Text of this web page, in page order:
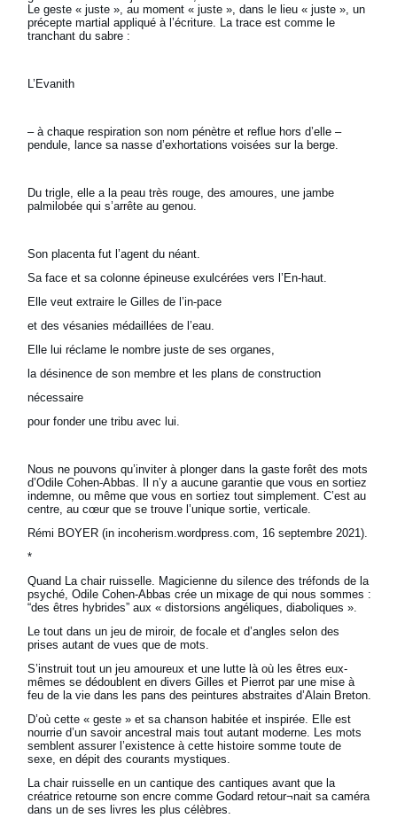
Le geste « juste », au moment « juste », dans le lieu « juste », un
précepte martial appliqué à l’écriture. La trace est comme le
tranchant du sabre :
L’Evanith
– à chaque respiration son nom pénètre et reflue hors d’elle –
pendule, lance sa nasse d’exhortations voisées sur la berge.
Du trigle, elle a la peau très rouge, des amoures, une jambe
palmilobée qui s’arrête au genou.
Son placenta fut l’agent du néant.
Sa face et sa colonne épineuse exulcérées vers l’En-haut.
Elle veut extraire le Gilles de l’in-pace
et des vésanies médaillées de l’eau.
Elle lui réclame le nombre juste de ses organes,
la désinence de son membre et les plans de construction
nécessaire
pour fonder une tribu avec lui.
Nous ne pouvons qu’inviter à plonger dans la gaste forêt des mots
d’Odile Cohen-Abbas. Il n’y a aucune garantie que vous en sortiez
indemne, ou même que vous en sortiez tout simplement. C’est au
centre, au cœur que se trouve l’unique sortie, verticale.
Rémi BOYER (in incoherism.wordpress.com, 16 septembre 2021).
*
Quand La chair ruisselle. Magicienne du silence des tréfonds de la
psyché, Odile Cohen-Abbas crée un mixage de qui nous sommes :
“des êtres hybrides” aux « distorsions angéliques, diaboliques ».
Le tout dans un jeu de miroir, de focale et d’angles selon des
prises autant de vues que de mots.
S’instruit tout un jeu amoureux et une lutte là où les êtres eux-
mêmes se dédoublent en divers Gilles et Pierrot par une mise à
feu de la vie dans les pans des peintures abstraites d’Alain Breton.
D’où cette « geste » et sa chanson habitée et inspirée. Elle est
nourrie d’un savoir ancestral mais tout autant moderne. Les mots
semblent assurer l’existence à cette histoire somme toute de
sexe, en dépit des courants mystiques.
La chair ruisselle en un cantique des cantiques avant que la
créatrice retourne son encre comme Godard retour¬nait sa caméra
dans un de ses livres les plus célèbres.